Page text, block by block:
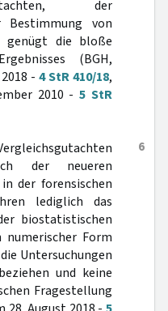
der
Bestimmung von
die bloße
(BGH,
- 4 StR 410/18,
2010 -5 StR
6
der neueren
der forensischen
lediglich das
biostatistischen
numerischer Form
Untersuchungen
und keine
Fragestellung